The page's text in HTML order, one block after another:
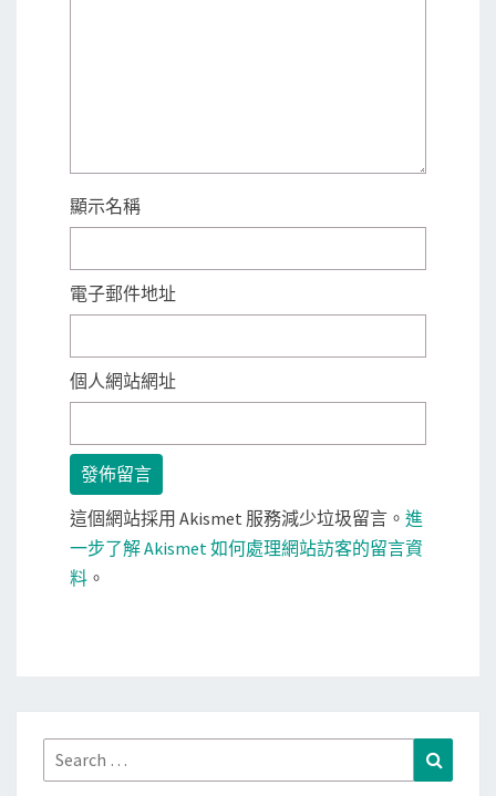
顯示名稱
電子郵件地址
個人網站網址
這個網站採用 Akismet 服務減少垃圾留言。 進
一步了解 Akismet 如何處理網站訪客的留言資
料 。
Search
for: